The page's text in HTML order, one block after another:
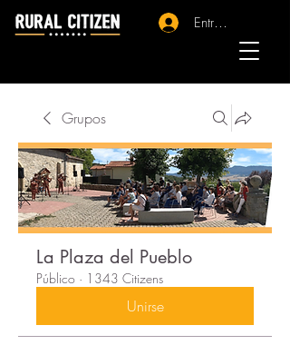
Entrar - Registro
Grupos
La Plaza del Pueblo
Público · 1343 Citizens
Unirse